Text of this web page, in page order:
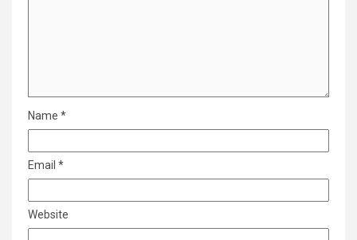
Name *
Email *
Website